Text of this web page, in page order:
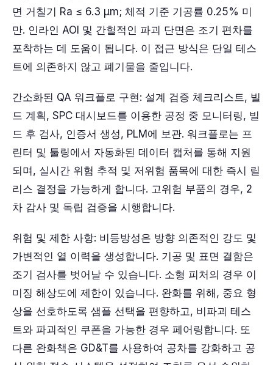
면 거칠기 Ra ≤ 6.3 μm; 체적 기준 기공률 0.25% 미
만. 인라인 AOI 및 간헐적인 파괴 단면은 조기 편차를
포착하는 데 도움이 됩니다. 이 접근 방식은 단일 테스
트에 의존하지 않고 폐기물을 줄입니다.
간소화된 QA 워크플로 구현: 설계 검증 체크리스트, 빌
드 계획, SPC 대시보드를 이용한 공정 중 모니터링, 빌
드 후 검사, 인증서 생성, PLM에 보관. 워크플로는 프
린터 및 툴링에서 자동화된 데이터 캡처를 통해 지원
되며, 실시간 위험 추적 및 저위험 품목에 대한 즉시 릴
리스 결정을 가능하게 합니다. 고위험 부품의 경우, 2
차 감사 및 독립 검증을 시행합니다.
위험 및 제한 사항: 비등방성은 방향 의존적인 강도 및
가변적인 열 이력을 생성합니다. 기공 및 표면 결함은
조기 검사를 벗어날 수 있습니다. 소형 피처의 경우 이
미징 해상도에 제한이 있습니다. 완화를 위해, 중요 형
상을 선호하도록 샘플 선택을 편향하고, 비파괴 테스
트와 파괴적인 쿠폰을 가능한 경우 페어링합니다. 또
다른 완화책은 GD&T를 사용하여 공차를 강화하고 공